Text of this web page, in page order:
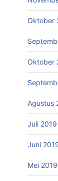
Oktober
Oktober
Agustus
Juli 2019
Juni
Mei 2019